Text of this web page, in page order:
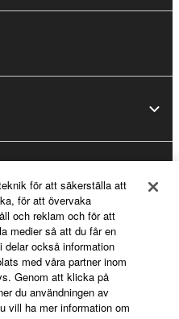
för att säkerställa att
för att övervaka
och reklam och för att
medier så att du får en
delar också information
med våra partner inom
Genom att klicka på
du användningen av
vill ha mer information om